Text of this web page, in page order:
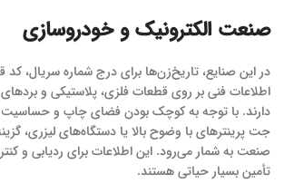
صنعت الکترونیک و خودروسازی
در این صنایع، تاریخ‌زن‌ها برای درج شماره سریال، کد
اطلاعات فنی بر روی قطعات فلزی، پلاستیکی و بردهای
دارند. با توجه به کوچک بودن فضای چاپ و حساسیت
جت پرینترهای با وضوح بالا یا دستگاه‌های لیزری،
صنعت به شمار می‌رود. این اطلاعات برای ردیابی و
تأمین بسیار حیاتی هستند.